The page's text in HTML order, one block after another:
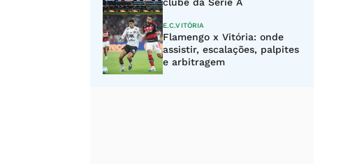
E.C.VITÓRIA
Flamengo x Vitória: onde
assistir, escalações, palpites
e arbitragem